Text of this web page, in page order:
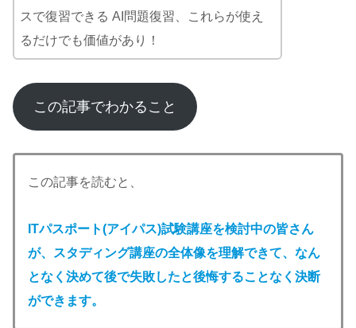
スで復習できる AI問題復習、これらが使え
るだけでも価値があり！
この記事でわかること
この記事を読むと、
ITパスポート(アイパス)試験講座を検討中の皆さん
が、スタディング講座の全体像を理解できて、なん
となく決めて後で失敗したと後悔することなく決断
ができます。